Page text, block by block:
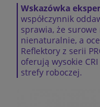
Wskazówka
współczynnik
sprawia, że
nienaturalnie, a
Reflektory z serii
oferują wysokie
strefy roboczej.